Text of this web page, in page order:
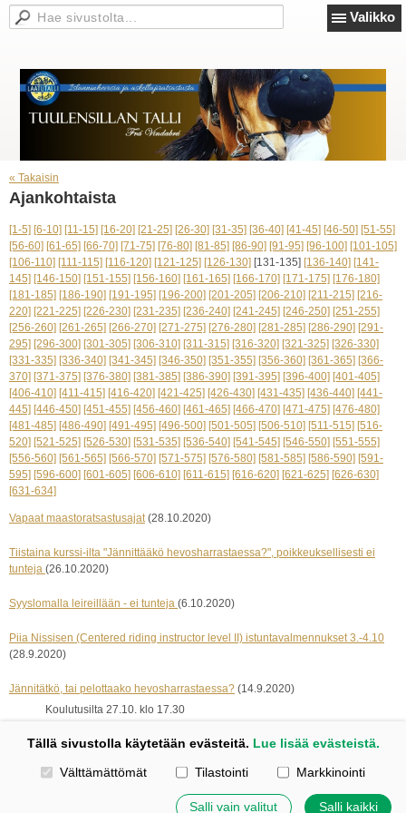
Valikko
« Takaisin
Ajankohtaista
[1-5] [6-10] [11-15] [16-20] [21-25] [26-30] [31-35] [36-40] [41-45] [46-50] [51-55]
[56-60] [61-65] [66-70] [71-75] [76-80] [81-85] [86-90] [91-95] [96-100] [101-105]
[106-110] [111-115] [116-120] [121-125] [126-130] [131-135] [136-140] [141-
145] [146-150] [151-155] [156-160] [161-165] [166-170] [171-175] [176-180]
[181-185] [186-190] [191-195] [196-200] [201-205] [206-210] [211-215] [216-
220] [221-225] [226-230] [231-235] [236-240] [241-245] [246-250] [251-255]
[256-260] [261-265] [266-270] [271-275] [276-280] [281-285] [286-290] [291-
295] [296-300] [301-305] [306-310] [311-315] [316-320] [321-325] [326-330]
[331-335] [336-340] [341-345] [346-350] [351-355] [356-360] [361-365] [366-
370] [371-375] [376-380] [381-385] [386-390] [391-395] [396-400] [401-405]
[406-410] [411-415] [416-420] [421-425] [426-430] [431-435] [436-440] [441-
445] [446-450] [451-455] [456-460] [461-465] [466-470] [471-475] [476-480]
[481-485] [486-490] [491-495] [496-500] [501-505] [506-510] [511-515] [516-
520] [521-525] [526-530] [531-535] [536-540] [541-545] [546-550] [551-555]
[556-560] [561-565] [566-570] [571-575] [576-580] [581-585] [586-590] [591-
595] [596-600] [601-605] [606-610] [611-615] [616-620] [621-625] [626-630]
[631-634]
Vapaat maastoratsastusajat (28.10.2020)
Tiistaina kurssi-ilta "Jännittääkö hevosharrastaessa?", poikkeuksellisesti ei
tunteja (26.10.2020)
Syyslomalla leireillään - ei tunteja (6.10.2020)
Piia Nissisen (Centered riding instructor level II) istuntavalmennukset 3.-4.10
(28.9.2020)
Jännitätkö, tai pelottaako hevosharrastaessa? (14.9.2020)
Koulutusilta 27.10. klo 17.30
« edelliset 5 seuraavat 5 »
Evästeet
Tällä sivustolla käytetään evästeitä. Lue lisää evästeistä.
Valitse käytettävät evästeet
Välttämättömät Tilastointi Markkinointi
Salli vain valitut Salli kaikki